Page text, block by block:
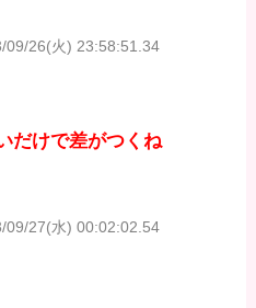
09/26(火) 23:58:51.34
だけで差がつくね
09/27(水) 00:02:02.54